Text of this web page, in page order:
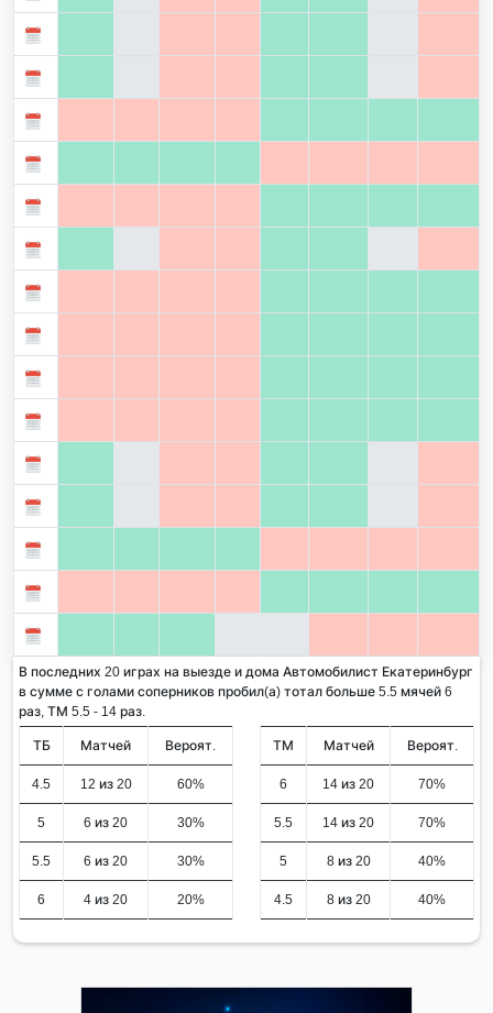
В последних 20 играх на выезде и дома Автомобилист Екатеринбург
в сумме с голами соперников пробил(а) тотал больше 5.5 мячей 6
раз, ТМ 5.5 - 14 раз.
ТБ Матчей Вероят.
4.5 12 из 20 60%
5 6 из 20 30%
5.5 6 из 20 30%
6 4 из 20 20%
ТМ Матчей Вероят.
6 14 из 20 70%
5.5 14 из 20 70%
5 8 из 20 40%
4.5 8 из 20 40%